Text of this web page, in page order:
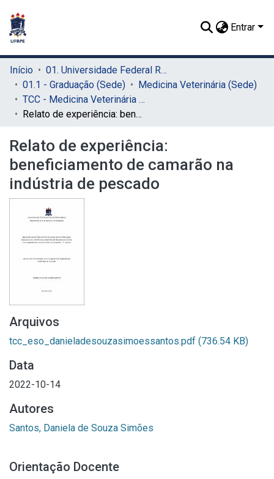
Entrar
Início
01. Universidade Federal Rural de Pernambuco - UFRPE (Sede)
01.1 - Graduação (Sede)
Medicina Veterinária (Sede)
TCC - Medicina Veterinária (Sede)
Relato de experiência: beneficiamento de camarão na indústria de pescado
Relato de experiência:
beneficiamento de camarão na
indústria de pescado
Arquivos
tcc_eso_danieladesouzasimoessantos.pdf (736.54 KB)
Data
2022-10-14
Autores
Santos, Daniela de Souza Simões
Orientação Docente